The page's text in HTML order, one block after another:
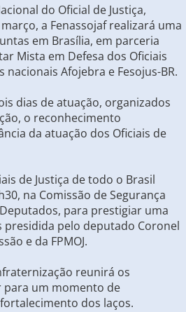
do Oficial de Justiça,
a Fenassojaf realizará uma
em Brasília, em parceria
Mista em Defesa dos Oficiais
nacionais Afojebra e Fesojus-BR.
dias de atuação, organizados
o reconhecimento
da atuação dos Oficiais de
de Justiça de todo o Brasil
na Comissão de Segurança
para prestigiar uma
presidida pelo deputado Coronel
e da FPMOJ.
reunirá os
para um momento de
dos laços.